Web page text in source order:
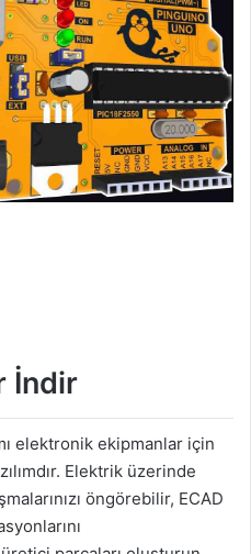
İndir
elektronik ekipmanlar için
Elektrik üzerinde
öngörebilir, ECAD